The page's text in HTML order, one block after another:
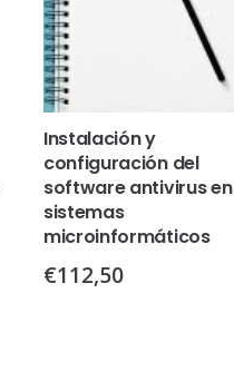
Instalación y
configuración del
software antivirus en
sistemas
microinformáticos
€112,50